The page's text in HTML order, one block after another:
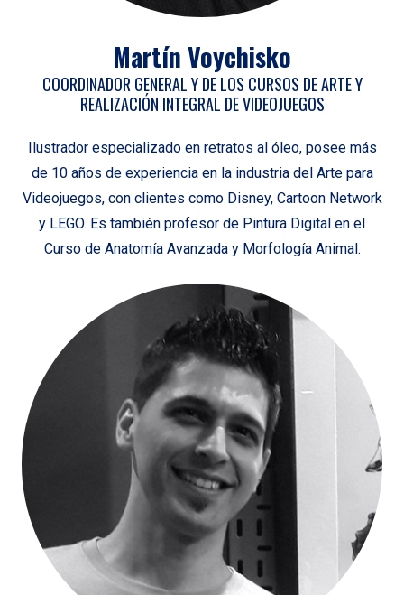
Martín Voychisko
COORDINADOR GENERAL Y DE LOS CURSOS DE ARTE Y
REALIZACIÓN INTEGRAL DE VIDEOJUEGOS
Ilustrador especializado en retratos al óleo, posee más
de 10 años de experiencia en la industria del Arte para
Videojuegos, con clientes como Disney, Cartoon Network
y LEGO. Es también profesor de Pintura Digital en el
Curso de Anatomía Avanzada y Morfología Animal.